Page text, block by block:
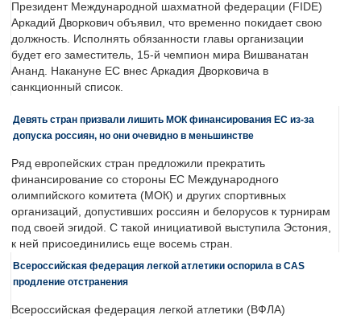
Президент Международной шахматной федерации (FIDE)
Аркадий Дворкович объявил, что временно покидает свою
должность. Исполнять обязанности главы организации
будет его заместитель, 15-й чемпион мира Вишванатан
Ананд. Накануне ЕС внес Аркадия Дворковича в
санкционный список.
Девять стран призвали лишить МОК финансирования ЕС из-за
допуска россиян, но они очевидно в меньшинстве
Ряд европейских стран предложили прекратить
финансирование со стороны ЕС Международного
олимпийского комитета (МОК) и других спортивных
организаций, допустивших россиян и белорусов к турнирам
под своей эгидой. С такой инициативой выступила Эстония,
к ней присоединились еще восемь стран.
Всероссийская федерация легкой атлетики оспорила в CAS
продление отстранения
Всероссийская федерация легкой атлетики (ВФЛА)